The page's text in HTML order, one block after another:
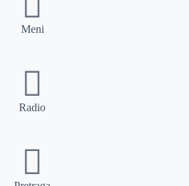
Meni
Radio